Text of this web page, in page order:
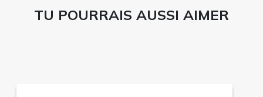
TU POURRAIS AUSSI AIMER